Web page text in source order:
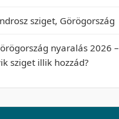
sziget, Görögország
nyaralás 2026 –
sziget illik hozzád?